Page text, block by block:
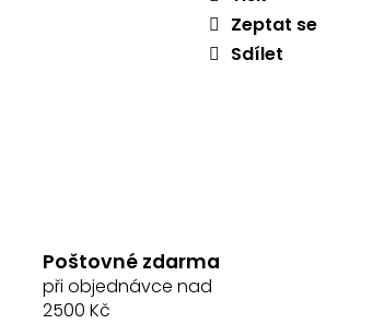
Zeptat se
Sdílet
Poštovné zdarma
při objednávce nad
2500 Kč